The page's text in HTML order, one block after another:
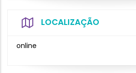
LOCALIZAÇÃO
online